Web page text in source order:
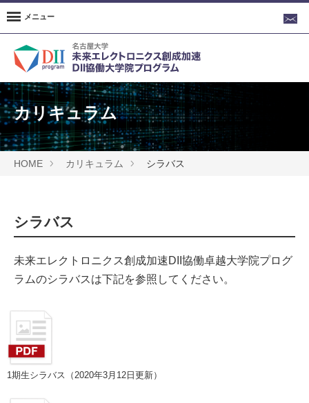
メニュー
カリキュラム
HOME カリキュラム シラバス
シラバス
未来エレクトロニクス創成加速DII協働卓越大学院プログ
ラムのシラバスは下記を参照してください。
1期生シラバス（2020年3月12日更新）